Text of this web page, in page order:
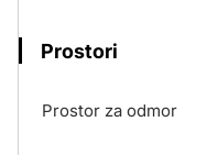
Prostori
Prostor za odmor